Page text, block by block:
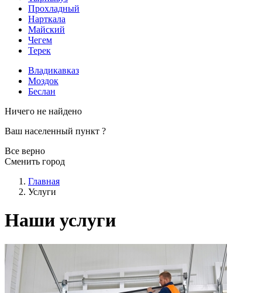
Прохладный
Нарткала
Майский
Чегем
Терек
Владикавказ
Моздок
Беслан
Ничего не найдено
Ваш населенный пункт ?
Все верно
Сменить город
Главная
Услуги
Наши услуги